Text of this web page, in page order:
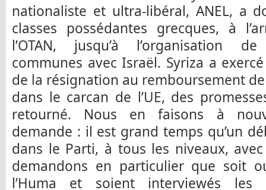
nationaliste et ultra-libéral, ANEL, a
classes possédantes grecques, à
l’OTAN, jusqu’à l’organisation
communes avec Israël. Syriza a
de la résignation au remboursement
dans le carcan de l’UE, des
retourné. Nous en faisons à
demande : il est grand temps qu’un
dans le Parti, à tous les niveaux,
demandons en particulier que soit
l’Huma et soient interviewés les